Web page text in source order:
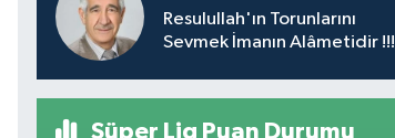
Resulullah'ın Torunlarını
Sevmek İmanın Alâmetidir !!!
Süper Lig Puan Durumu